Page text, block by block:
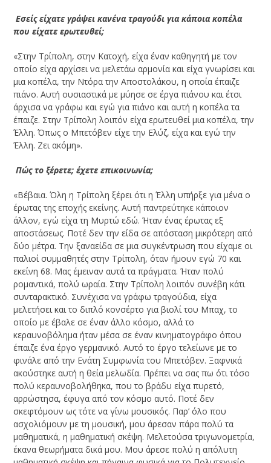
­ Εσείς είχατε γράψει κανένα τραγούδι για κάποια κοπέλα
που είχατε ερωτευθεί;
«Στην Τρίπολη, στην Κατοχή, είχα έναν καθηγητή με τον
οποίο είχα αρχίσει να μελετάω αρμονία και είχα γνωρίσει και
μια κοπέλα, την Ντόρα την Αποστολάκου, η οποία έπαιζε
πιάνο. Αυτή ουσιαστικά με μύησε σε έργα πιάνου και έτσι
άρχισα να γράφω και εγώ για πιάνο και αυτή η κοπέλα τα
έπαιζε. Στην Τρίπολη λοιπόν είχα ερωτευθεί μια κοπέλα, την
Έλλη. Όπως ο Μπετόβεν είχε την Ελύζ, είχα και εγώ την
Έλλη. Ζει ακόμη».
­ Πώς το ξέρετε; έχετε επικοινωνία;
«Βέβαια. Όλη η Τρίπολη ξέρει ότι η Έλλη υπήρξε για μένα ο
έρωτας της εποχής εκείνης. Αυτή παντρεύτηκε κάποιον
άλλον, εγώ είχα τη Μυρτώ εδώ. Ήταν ένας έρωτας εξ
αποστάσεως. Ποτέ δεν την είδα σε απόσταση μικρότερη από
δύο μέτρα. Την ξαναείδα σε μια συγκέντρωση που είχαμε οι
παλιοί συμμαθητές στην Τρίπολη, όταν ήμουν εγώ 70 και
εκείνη 68. Μας έμειναν αυτά τα πράγματα. Ήταν πολύ
ρομαντικά, πολύ ωραία. Στην Τρίπολη λοιπόν συνέβη κάτι
συνταρακτικό. Συνέχισα να γράφω τραγούδια, είχα
μελετήσει και το διπλό κονσέρτο για βιολί του Μπαχ, το
οποίο με έβαλε σε έναν άλλο κόσμο, αλλά το
κεραυνοβόλημα ήταν μέσα σε έναν κινηματογράφο όπου
έπαιζε ένα έργο γερμανικό. Αυτό το έργο τελείωνε με το
φινάλε από την Ενάτη Συμφωνία του Μπετόβεν. Ξαφνικά
ακούστηκε αυτή η θεία μελωδία. Πρέπει να σας πω ότι τόσο
πολύ κεραυνοβολήθηκα, που το βράδυ είχα πυρετό,
αρρώστησα, έφυγα από τον κόσμο αυτό. Ποτέ δεν
σκεφτόμουν ως τότε να γίνω μουσικός. Παρ’ όλο που
ασχολιόμουν με τη μουσική, μου άρεσαν πάρα πολύ τα
μαθηματικά, η μαθηματική σκέψη. Μελετούσα τριγωνομετρία,
έκανα θεωρήματα δικά μου. Μου άρεσε πολύ η απόλυτη